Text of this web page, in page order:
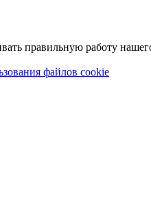
правильную работу
файлов cookie